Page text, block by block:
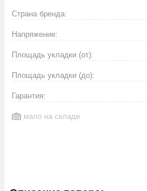
Страна бренда:
Напряжение:
Площадь укладки (от):
Площадь укладки (до):
Гарантия:
мало на складе